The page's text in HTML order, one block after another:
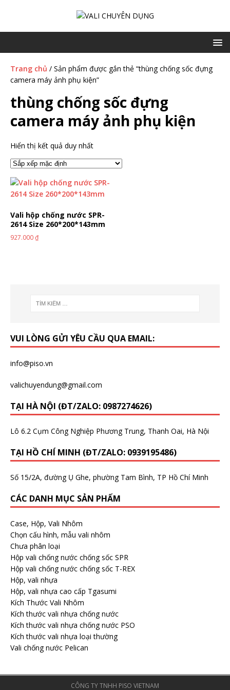
Trang chủ / Sản phẩm được gắn thẻ “thùng chống sốc đựng
camera máy ảnh phụ kiện”
thùng chống sốc đựng
camera máy ảnh phụ kiện
Hiển thị kết quả duy nhất
Vali hộp chống nước SPR-
2614 Size 260*200*143mm
927.000₫
VUI LÒNG GỬI YÊU CẦU QUA EMAIL:
info@piso.vn
valichuyendung@gmail.com
TẠI HÀ NỘI (ĐT/ZALO: 0987274626)
Lô 6.2 Cụm Công Nghiệp Phương Trung, Thanh Oai, Hà Nội
TẠI HỒ CHÍ MINH (ĐT/ZALO: 0939195486)
Số 15/2A, đường Ụ Ghe, phường Tam Bình, TP Hồ Chí Minh
CÁC DANH MỤC SẢN PHẨM
Case, Hộp, Vali Nhôm
Chọn cấu hình, mẫu vali nhôm
Chưa phân loại
Hộp vali chống nước chống sốc SPR
Hộp vali chống nước chống sốc T-REX
Hộp, vali nhựa
Hộp, vali nhựa cao cấp Tgasumi
Kích Thước Vali Nhôm
Kích thước vali nhựa chống nước
Kích thước vali nhựa chống nước PSO
Kích thước vali nhựa loại thường
Vali chống nước Pelican
CÔNG TY TNHH PISO VIETNAM